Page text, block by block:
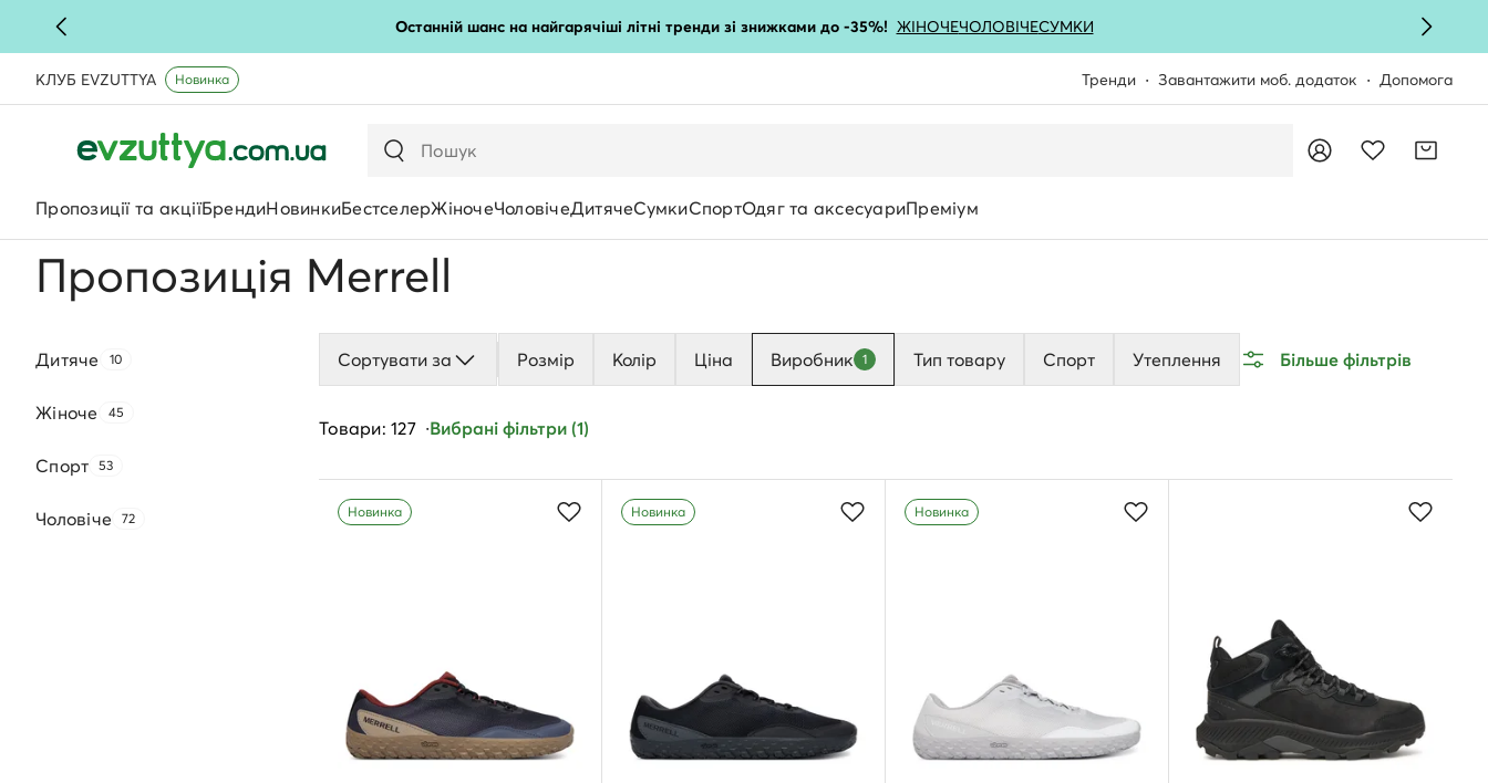
Останній шанс на найгарячіші літні тренди зі знижками до -35%! ЖІНОЧЕЧОЛОВІЧЕСУМКИ
КЛУБ EVZUTTYA Новинка Тренди Завантажити моб. додаток Допомога
Пропозиції та акціїБрендиНовинкиБестселерЖіночеЧоловічеДитячеСумкиСпортОдяг та аксесуариПреміум
Пропозиція Merrell
Дитяче 10
Жіноче 45
Спорт 53
Чоловічe 72
Сортувати за Розмір Колір Ціна Виробник 1 Тип товару Спорт Утеплення Більше фільтрів
Товари: 127 Вибрані фільтри (1)
Новинка Новинка Новинка